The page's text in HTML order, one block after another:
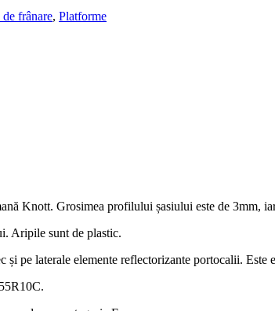
frânare, Platforme
Knott. Grosimea profilului șasiului este de 3mm,
Aripile sunt de plastic.
pe laterale elemente reflectorizante portocalii. Este